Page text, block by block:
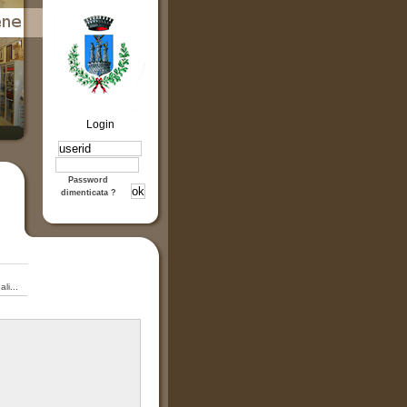
Login
Password
dimenticata ?